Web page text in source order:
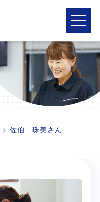
メニ
> 佐伯 珠美さん